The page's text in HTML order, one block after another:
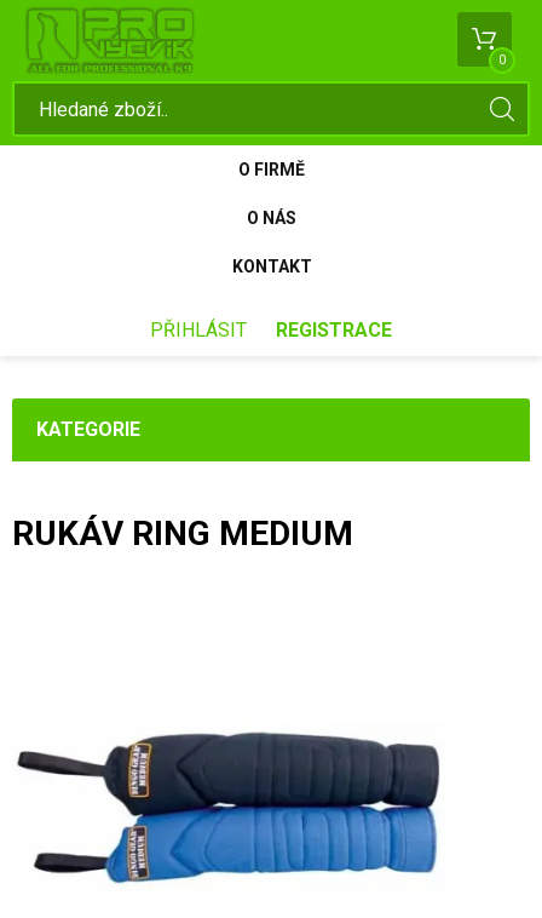
0
O FIRMĚ
O NÁS
KONTAKT
PŘIHLÁSIT REGISTRACE
KATEGORIE
RUKÁV RING MEDIUM